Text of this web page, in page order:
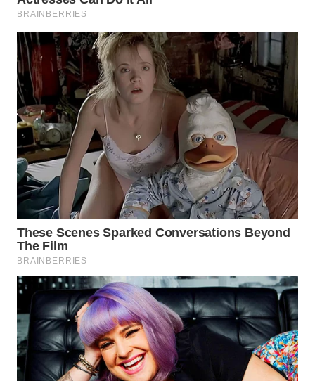
WN
WN
DAIRI
WN
DANAU
TOBA
WN
NIAS
WN
LANGKAT
WN
TAPANULI
SELATAN
WN
TANJUNG
LESUNG